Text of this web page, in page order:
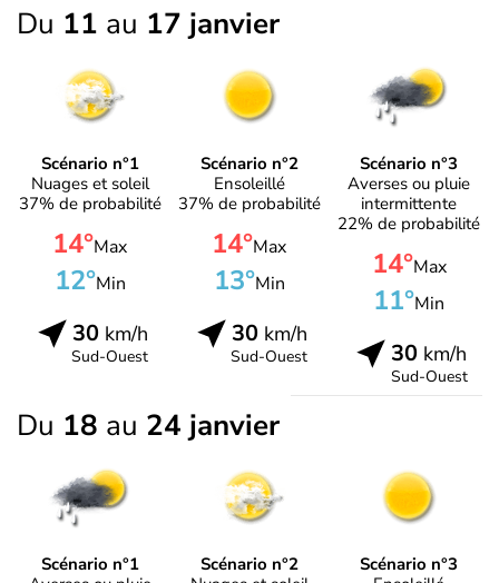
Du 11 au 17 janvier
Scénario n°1
Nuages et soleil
37% de probabilité
14°Max
12°Min
30km/h
Sud-Ouest
Scénario n°2
Ensoleillé
37% de probabilité
14°Max
13°Min
30km/h
Sud-Ouest
Scénario n°3
Averses ou pluie
intermittente
22% de probabilité
14°Max
11°Min
30 km/h
Sud-Ouest
Du 18 au 24 janvier
Scénario n°1
Scénario n°2
Scénario n°3